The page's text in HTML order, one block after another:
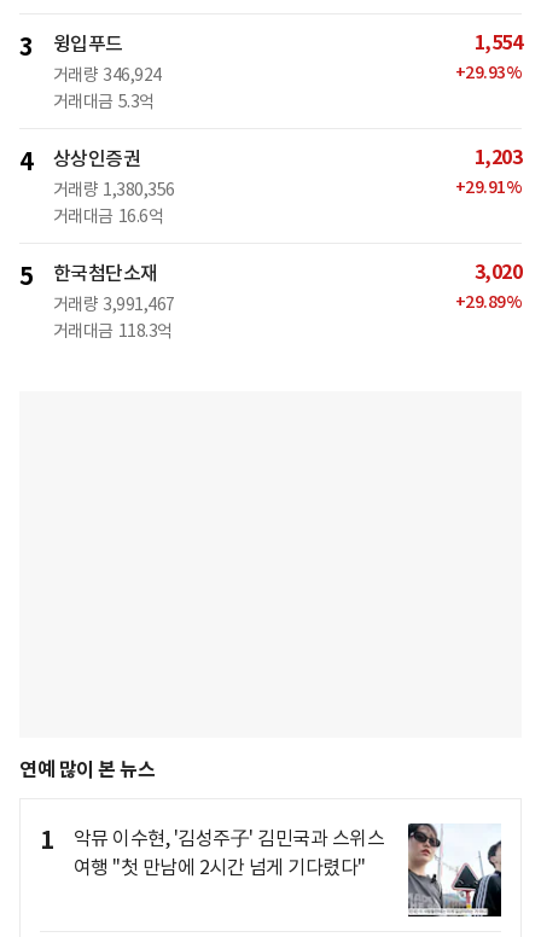
3 윙입푸드
거래량 346,924
거래대금 5.3억
1,554
+29.93%
4 상상인증권
거래량 1,380,356
거래대금 16.6억
1,203
+29.91%
5 한국첨단소재
거래량 3,991,467
거래대금 118.3억
3,020
+29.89%
연예 많이 본 뉴스
1
악뮤 이수현, '김성주子' 김민국과 스위스
여행 "첫 만남에 2시간 넘게 기다렸다"